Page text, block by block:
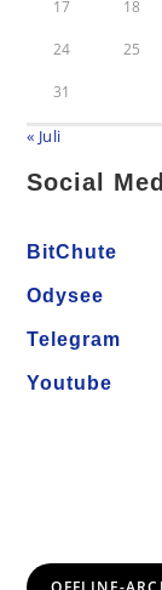
17 18
24 25
31
« Juli
Social
BitChute
Odysee
Telegram
Youtube